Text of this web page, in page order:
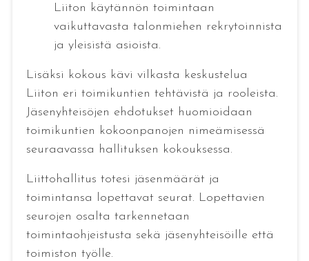
Liiton käytännön toimintaan
vaikuttavasta talonmiehen rekrytoinnista
ja yleisistä asioista.
Lisäksi kokous kävi vilkasta keskustelua
Liiton eri toimikuntien tehtävistä ja rooleista.
Jäsenyhteisöjen ehdotukset huomioidaan
toimikuntien kokoonpanojen nimeämisessä
seuraavassa hallituksen kokouksessa.
Liittohallitus totesi jäsenmäärät ja
toimintansa lopettavat seurat. Lopettavien
seurojen osalta tarkennetaan
toimintaohjeistusta sekä jäsenyhteisöille että
toimiston työlle.